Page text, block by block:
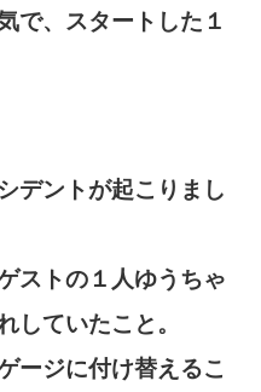
で、スタートした１
デントが起こりまし
ストの１人ゆうちゃ
していたこと。
ージに付け替えるこ